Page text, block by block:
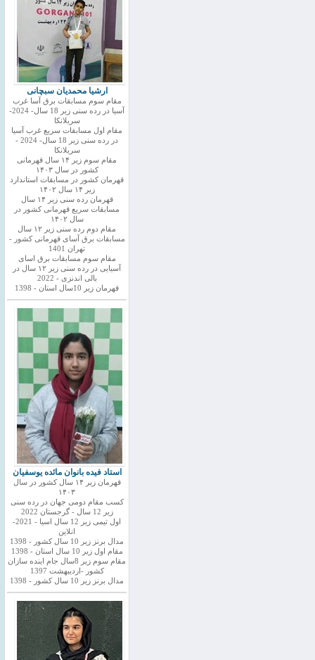
ارشیا محمدیان سبچانی
مقام سوم مسابقات برق آسا غرب
آسیا در رده سنی زیر 18 سال- 2024-
سریلانکا
مقام اول مسابقات سریع غرب آسیا
در رده سنی زیر 18 سال- 2024 -
سریلانکا
مقام سوم زیر ۱۴ سال قهرمانی
کشور در سال ۱۴۰۳
قهرمان کشور در مسابقات استاندارد
زیر ۱۴ سال ۱۴۰۲
قهرمان رده سنی زیر ۱۴ سال
مسابقات سریع قهرمانی کشور در
سال ۱۴۰۲
مقام دوم رده سنی زیر ۱۲ سال
مسابقات برق آسای قهرمانی کشور -
تهران 1401
مقام سوم مسابقات برق اسای
آسیایی در رده سنی زیر ۱۲ سال در
بالی اندنزی - 2022
قهرمان زیر 10سال استان - 1398
استاد فیده بانوان مائده یوسفیان
قهرمان زیر ۱۴ سال کشور در سال
۱۴۰۳
کسب مقام دومی جهان در رده سنی
زیر 12 سال - گرجستان 2022
اول تیمی زیر 12 سال اسیا - 2021-
انلاین
مدال برنز زیر 10 سال کشور - 1398
مقام اول زیر 10 سال استان - 1398
مقام سوم زیر 8سال جام اینده سازان
کشور -اردیبهشت 1397
مدال برنز زیر 10 سال کشور - 1398